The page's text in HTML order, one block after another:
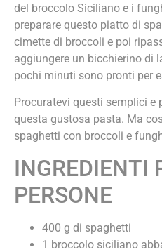
del broccolo Siciliano e i
preparare questo piatto di
cimette di broccoli e poi
aggiungere un bicchierino di
pochi minuti sono pronti per
Procuratevi questi semplici e
questa gustosa pasta. Ma
spaghetti con broccoli e
INGREDIENTI
PERSONE
400 g di spaghetti
1 broccolo siciliano